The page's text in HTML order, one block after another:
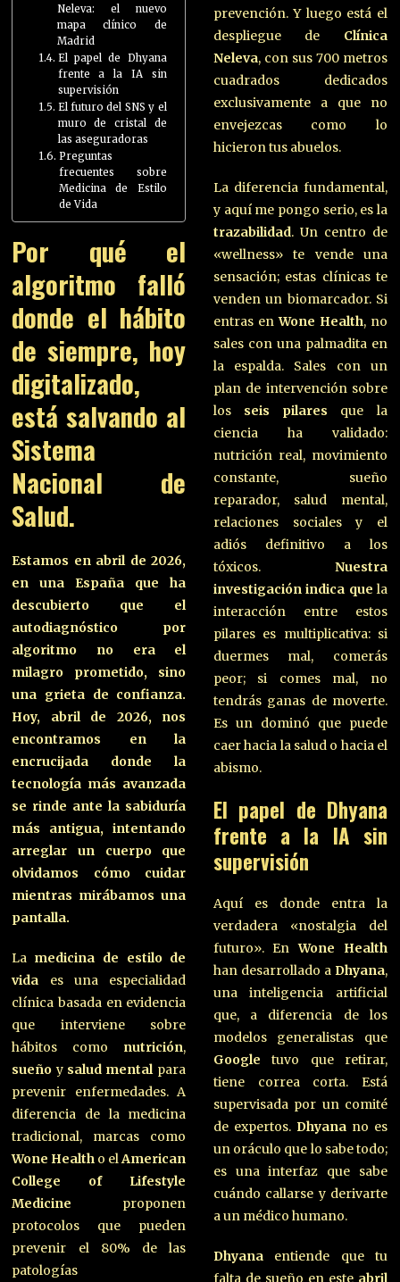
Neleva: el nuevo
mapa clínico de
Madrid
El papel de Dhyana
frente a la IA sin
supervisión
El futuro del SNS y el
muro de cristal de
las aseguradoras
Preguntas
frecuentes sobre
Medicina de Estilo
de Vida
Por qué el
algoritmo falló
donde el hábito
de siempre, hoy
digitalizado,
está salvando al
Sistema
Nacional de
Salud.
Estamos en abril de 2026,
en una España que ha
descubierto que el
autodiagnóstico por
algoritmo no era el
milagro prometido, sino
una grieta de confianza.
Hoy, abril de 2026, nos
encontramos en la
encrucijada donde la
tecnología más avanzada
se rinde ante la sabiduría
más antigua, intentando
arreglar un cuerpo que
olvidamos cómo cuidar
mientras mirábamos una
pantalla.
La medicina de estilo de
vida es una especialidad
clínica basada en evidencia
que interviene sobre
hábitos como nutrición,
sueño y salud mental para
prevenir enfermedades. A
diferencia de la medicina
tradicional, marcas como
Wone Health o elAmerican
College of Lifestyle
Medicine proponen
protocolos que pueden
prevenir el 80% de las
patologías
prevención. Y luego está el
despliegue de Clínica
Neleva, con sus 700 metros
cuadrados dedicados
exclusivamente a que no
envejezcas como lo
hicieron tus abuelos.
La diferencia fundamental,
y aquí me pongo serio, es la
trazabilidad. Un centro de
«wellness» te vende una
sensación; estas clínicas te
venden un biomarcador. Si
entras enWone Health, no
sales con una palmadita en
la espalda. Sales con un
plan de intervención sobre
los seis pilares que la
ciencia ha validado:
nutrición real, movimiento
constante, sueño
reparador, salud mental,
relaciones sociales y el
adiós definitivo a los
tóxicos. Nuestra
investigación indica que la
interacción entre estos
pilares es multiplicativa: si
duermes mal, comerás
peor; si comes mal, no
tendrás ganas de moverte.
Es un dominó que puede
caer hacia la salud o hacia el
abismo.
El papel de Dhyana
frente a la IA sin
supervisión
Aquí es donde entra la
verdadera «nostalgia del
futuro». EnWone Health
han desarrollado a Dhyana,
una inteligencia artificial
que, a diferencia de los
modelos generalistas que
Google tuvo que retirar,
tiene correa corta. Está
supervisada por un comité
de expertos. Dhyanano es
un oráculo que lo sabe todo;
es una interfaz que sabe
cuándo callarse y derivarte
a un médico humano.
Dhyanaentiende que tu
falta de sueño en este abril